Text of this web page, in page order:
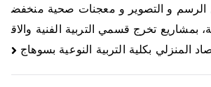
الرسم و التصوير و معجنات صحية منخفض
بمشاريع تخرج قسمي التربية الفنية والاق
المنزلي بكلية التربية النوعية بسوهاج